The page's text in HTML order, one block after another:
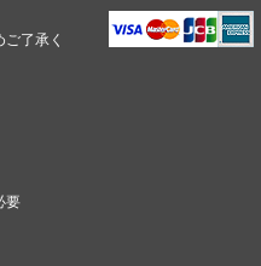
了承く
要